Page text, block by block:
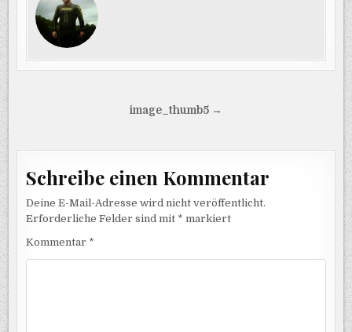
Beitragsnavigation
image_thumb5 →
Schreibe einen Kommentar
Deine E-Mail-Adresse wird nicht veröffentlicht.
Erforderliche Felder sind mit * markiert
Kommentar *